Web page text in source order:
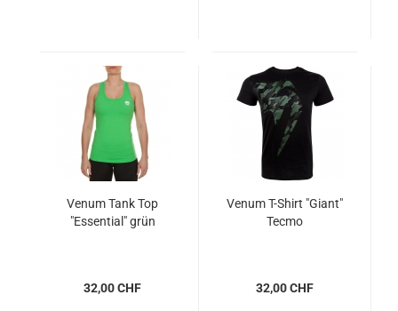
Venum Tank Top
"Essential" grün
32,00 CHF
Venum T-Shirt "Giant"
Tecmo
32,00 CHF